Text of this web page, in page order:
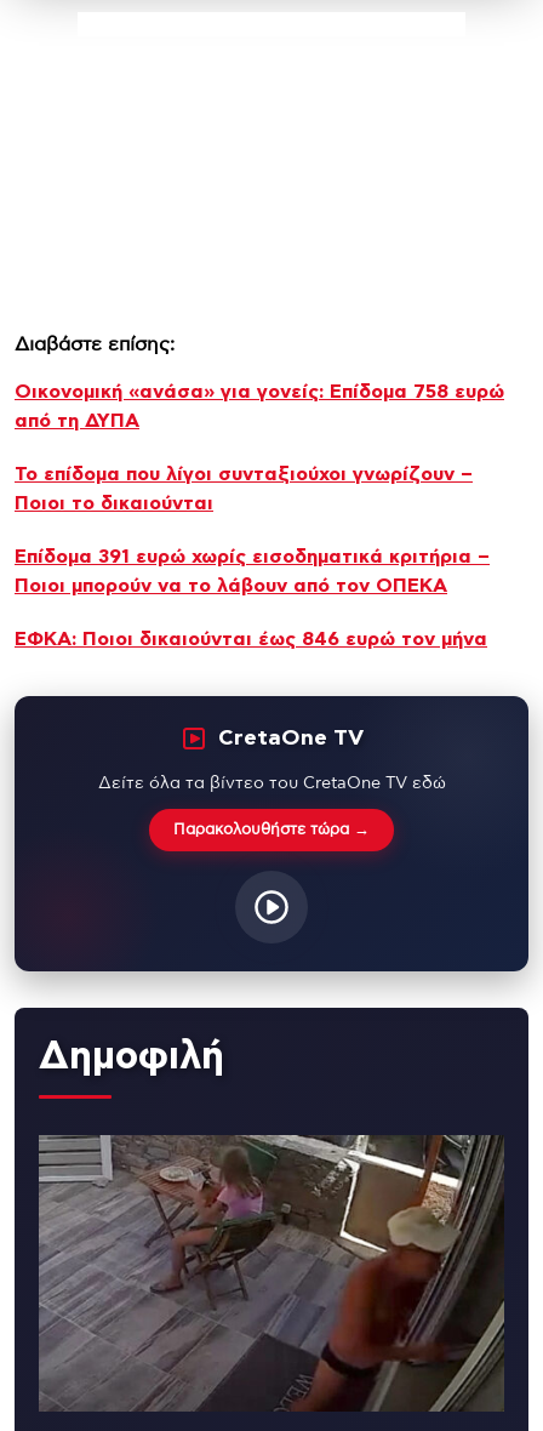
Διαβάστε επίσης:
Oικονομική «ανάσα» για γονείς: Επίδομα 758 ευρώ
από τη ΔΥΠΑ
Το επίδομα που λίγοι συνταξιούχοι γνωρίζουν –
Ποιοι το δικαιούνται
Επίδομα 391 ευρώ χωρίς εισοδηματικά κριτήρια –
Ποιοι μπορούν να το λάβουν από τον ΟΠΕΚΑ
ΕΦΚΑ: Ποιοι δικαιούνται έως 846 ευρώ τον μήνα
CretaOne TV
Δείτε όλα τα βίντεο του CretaOne TV εδώ
Παρακολουθήστε τώρα →
Δημοφιλή